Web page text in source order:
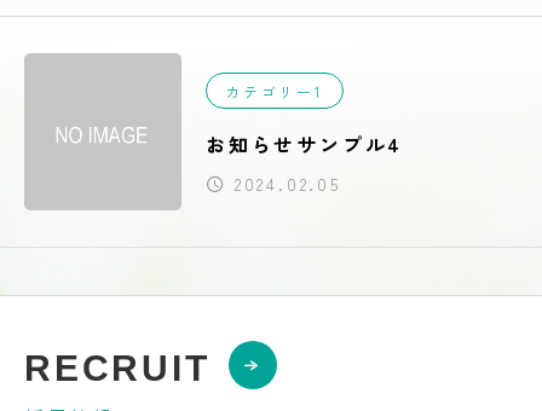
カテゴリー1
お知らせサンプル4
2024.02.05
RECRUIT